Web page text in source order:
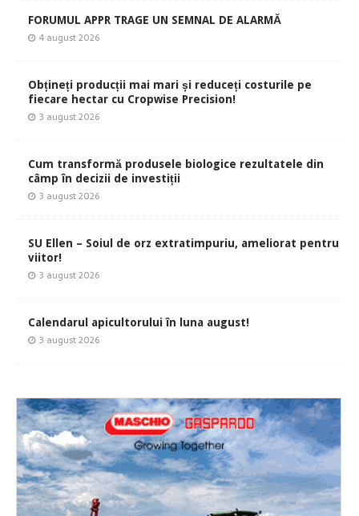
FORUMUL APPR TRAGE UN SEMNAL DE ALARMĂ
4 august 2026
Obțineți producții mai mari și reduceți costurile pe
fiecare hectar cu Cropwise Precision!
3 august 2026
Cum transformă produsele biologice rezultatele din
câmp în decizii de investiții
3 august 2026
SU Ellen – Soiul de orz extratimpuriu, ameliorat pentru
viitor!
3 august 2026
Calendarul apicultorului în luna august!
3 august 2026